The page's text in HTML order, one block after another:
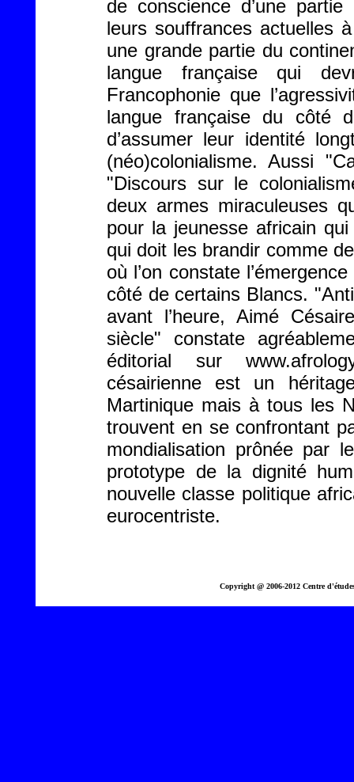
de conscience d’une
leurs souffrances actuelles
une grande partie du
langue française qui
Francophonie que
langue française du côté
d’assumer leur identité
(néo)colonialisme. Aussi
"Discours sur le
deux armes miraculeuses
pour la jeunesse africain
qui doit les brandir comme
où l’on constate
côté de certains Blancs.
avant l’heure, Aimé
siècle" constate
éditorial sur
césairienne est un
Martinique mais à tous les
trouvent en se confrontant
mondialisation prônée par
prototype de la dignité
nouvelle classe politique
eurocentriste.
Copyright @ 2006-2012 Centre